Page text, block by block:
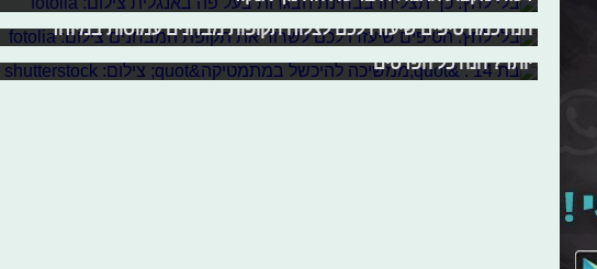
ועבודות במקביל, בנוסף לערמות שיעורי בית שרק גדלות. אז כדי שנדע
הנה כמה טיפים שיעזרו לכם לצלוח תקופות מבחנים עמוסות במיוחד
תקופת החטיבה והתיכון היא לא קלה במיוחד, אלא מאתגרת וגורמת לנו
אז כיצד ניתן להתמודד עם תקופה זו? ועם ההרגשה שהציונים שלנו
יותר? הנה כל הפרטים